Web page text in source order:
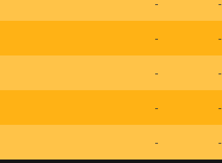
- -
- -
- -
- -
- -